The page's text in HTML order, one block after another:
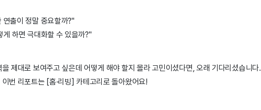
연출이 정말 중요할까?"
게 하면 극대화할 수 있을까?"
을 제대로 보여주고 싶은데 어떻게 해야 할지 몰라 고민이셨다면, 오래 기다리셨습니다.
번 리포트는 [홈·리빙] 카테고리로 돌아왔어요!